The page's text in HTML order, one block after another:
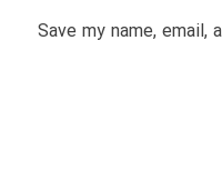
Save my name,